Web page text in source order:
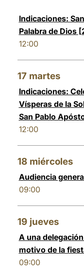
Indicaciones:
Palabra de Dios
12:00
17 martes
Indicaciones:
Vísperas de la
San Pablo
12:00
18 miércoles
Audiencia
09:00
19 jueves
A una
motivo de la
09:00